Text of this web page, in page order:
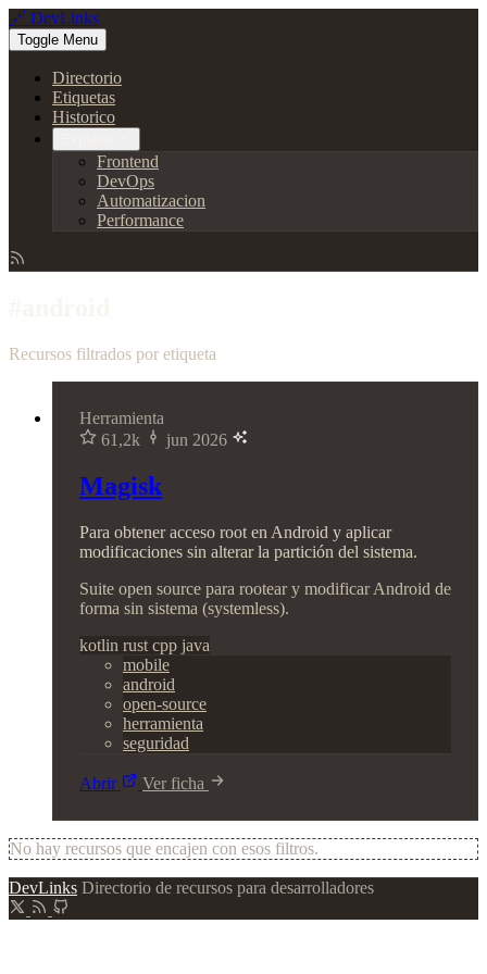
🔗 DevLinks
Toggle Menu
Directorio
Etiquetas
Historico
Frontend
DevOps
Automatizacion
Performance
Recursos filtrados por etiqueta
Herramienta
61,2k
jun 2026
Magisk
Para obtener acceso root en Android y aplicar
modificaciones sin alterar la partición del sistema.
Suite open source para rootear y modificar Android de
forma sin sistema (systemless).
kotlin rust cpp java
mobile
android
open-source
herramienta
seguridad
Abrir Ver ficha
No hay recursos que encajen con esos filtros.
DevLinks Directorio de recursos para desarrolladores